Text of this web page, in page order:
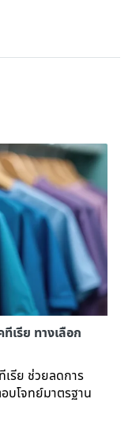
เรีย ทางเลือก
รีย ช่วยลดการ
บโจทย์มาตรฐาน